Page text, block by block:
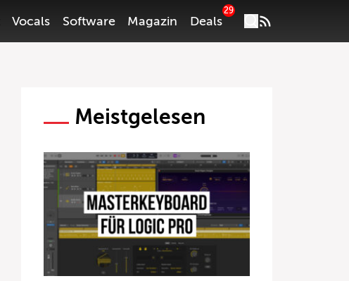
Vocals Software Magazin Deals
29
Meistgelesen